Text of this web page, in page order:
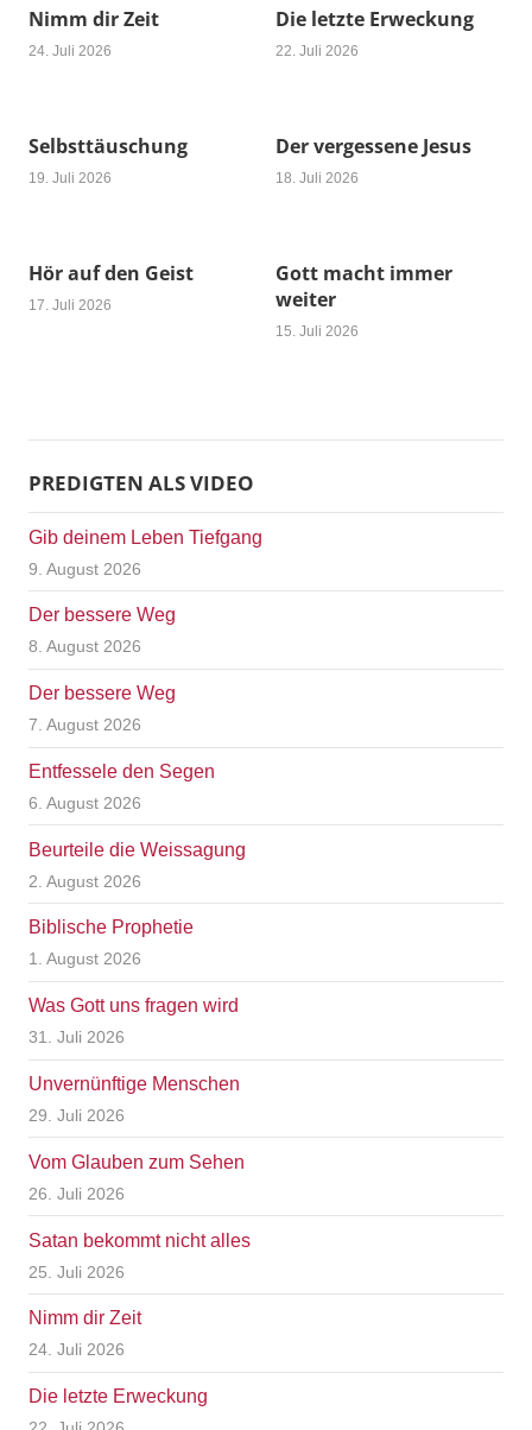
Nimm dir Zeit
24. Juli 2026
Die letzte Erweckung
22. Juli 2026
Selbsttäuschung
19. Juli 2026
Der vergessene Jesus
18. Juli 2026
Hör auf den Geist
17. Juli 2026
Gott macht immer
weiter
15. Juli 2026
PREDIGTEN ALS VIDEO
Gib deinem Leben Tiefgang
9. August 2026
Der bessere Weg
8. August 2026
Der bessere Weg
7. August 2026
Entfessele den Segen
6. August 2026
Beurteile die Weissagung
2. August 2026
Biblische Prophetie
1. August 2026
Was Gott uns fragen wird
31. Juli 2026
Unvernünftige Menschen
29. Juli 2026
Vom Glauben zum Sehen
26. Juli 2026
Satan bekommt nicht alles
25. Juli 2026
Nimm dir Zeit
24. Juli 2026
Die letzte Erweckung